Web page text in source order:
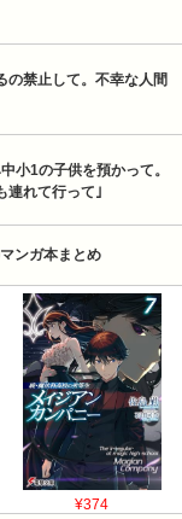
の禁止して。不幸な人間
小1の子供を預かって。
連れて行って｣
ンガ本まとめ
¥374